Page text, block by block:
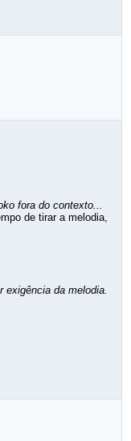
fora do contexto...
de tirar a melodia,
exigência da melodia.